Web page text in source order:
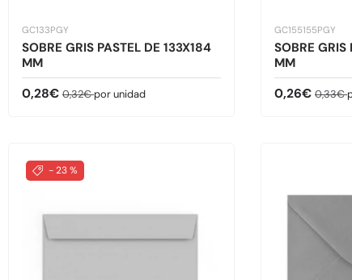
GC133PGY
SOBRE GRIS PASTEL DE 133X184
MM
Precio de venta
0,28€ Precio normal
0,32€por unidad
GC155155PGY
SOBRE GRIS
MM
Precio de
0,26€ Precio
0,33€
- 23 %